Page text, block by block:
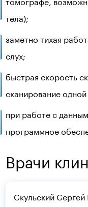
тела);
заметно тихая
слух;
быстрая скорость
сканирование
при работе с
программное
Врачи
Скульский